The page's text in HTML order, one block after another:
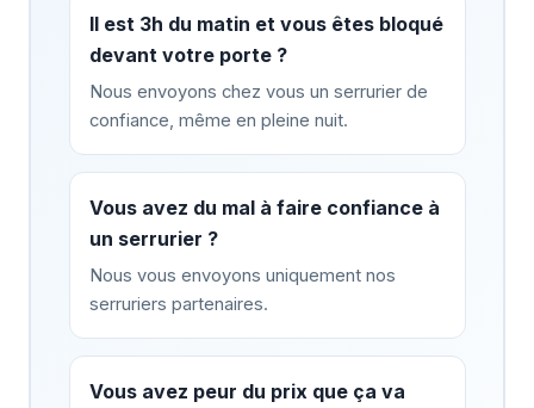
Il est 3h du matin et vous êtes bloqué
devant votre porte ?
Nous envoyons chez vous un serrurier de
confiance, même en pleine nuit.
Vous avez du mal à faire confiance à
un serrurier ?
Nous vous envoyons uniquement nos
serruriers partenaires.
Vous avez peur du prix que ça va